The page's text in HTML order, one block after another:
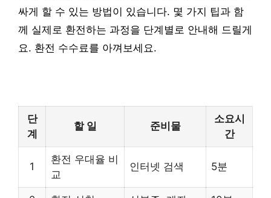
싸게 할 수 있는 방법이 있습니다. 몇 가지 팁과 함
께 실제로 환전하는 과정을 단계별로 안내해 드릴게
요. 환전 수수료를 아껴보세요.
단
계
할 일 준비물
소요시
간
1
환전 우대율 비
교
인터넷 검색 5분